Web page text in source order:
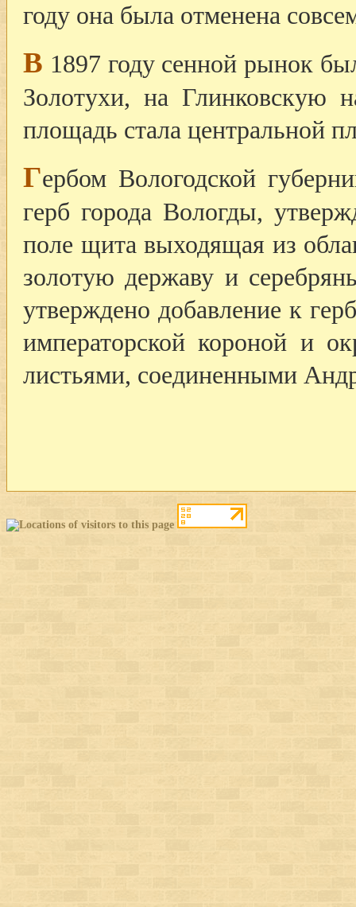
году она была отменена
В 1897 году сенной рынок
Золотухи, на Глинковскую
площадь стала центральной
Гербом Вологодской
герб города Вологды,
поле щита выходящая из
золотую державу и
утверждено добавление к
императорской короной и
листьями, соединенными